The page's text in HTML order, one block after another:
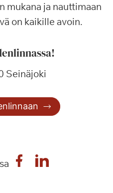
mukana ja nauttimaan
on kaikille avoin.
Seinäjoki